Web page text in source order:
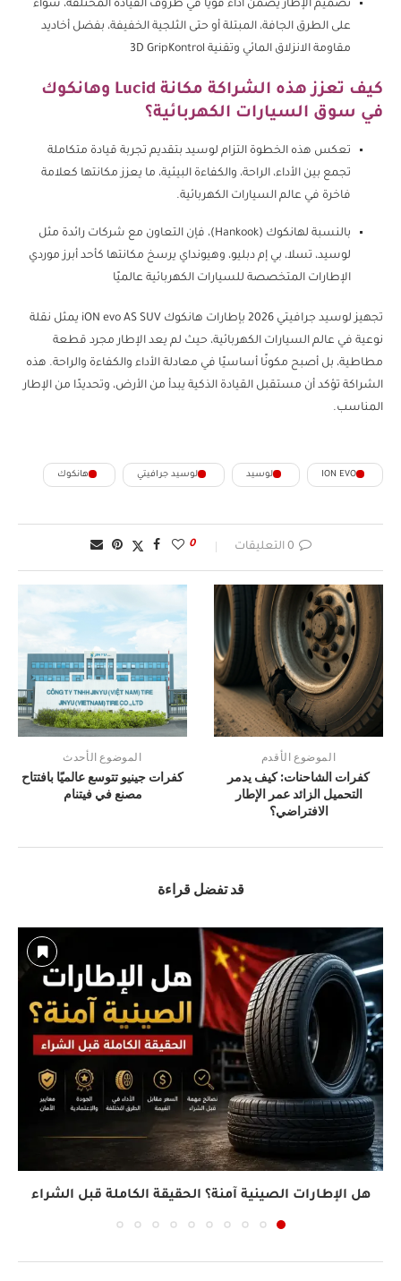
تصميم الإطار يضمن أداءً قويًا في ظروف القيادة المختلفة، سواء
على الطرق الجافة، المبتلة أو حتى الثلجية الخفيفة، بفضل أخاديد
مقاومة الانزلاق المائي وتقنية 3D GripKontrol
كيف تعزز هذه الشراكة مكانة Lucid وهانكوك
في سوق السيارات الكهربائية؟
تعكس هذه الخطوة التزام لوسيد بتقديم تجربة قيادة متكاملة
تجمع بين الأداء، الراحة، والكفاءة البيئية، ما يعزز مكانتها كعلامة
فاخرة في عالم السيارات الكهربائية.
بالنسبة لهانكوك (Hankook)، فإن التعاون مع شركات رائدة مثل
لوسيد، تسلا، بي إم دبليو، وهيونداي يرسخ مكانتها كأحد أبرز موردي
الإطارات المتخصصة للسيارات الكهربائية عالميًا
تجهيز لوسيد جرافيتي 2026 بإطارات هانكوك iON evo AS SUV يمثل نقلة
نوعية في عالم السيارات الكهربائية، حيث لم يعد الإطار مجرد قطعة
مطاطية، بل أصبح مكونًا أساسيًا في معادلة الأداء والكفاءة والراحة. هذه
الشراكة تؤكد أن مستقبل القيادة الذكية يبدأ من الأرض، وتحديدًا من الإطار
المناسب.
ION EVO لوسيد لوسيد جرافيتي هانكوك
0 التعليقات 0
الموضوع الأقدم
كفرات الشاحنات: كيف يدمر
التحميل الزائد عمر الإطار
الافتراضي؟
الموضوع الأحدث
كفرات جينيو تتوسع عالميًا بافتتاح
مصنع في فيتنام
قد تفضل قراءة
هل الإطارات الصينية آمنة؟ الحقيقة الكاملة قبل الشراء